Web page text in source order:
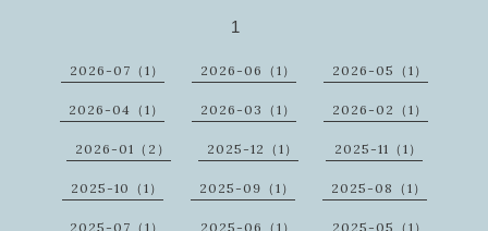
1
2026-07（1） 2026-06（1） 2026-05（1）
2026-04（1） 2026-03（1） 2026-02（1）
2026-01（2） 2025-12（1） 2025-11（1）
2025-10（1） 2025-09（1） 2025-08（1）
2025-07（1） 2025-06（1） 2025-05（1）